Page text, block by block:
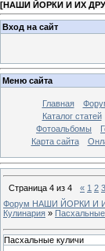
[НАШИ ЙОРКИ И ИХ
Вход на сайт
Меню сайта
Главная
Каталог статей
Фотоальбомы
Карта сайта
Страница 4 из 4 « 1 2 3
Форум НАШИ ЙОРКИ И
Кулинария »
Пасхальные куличи